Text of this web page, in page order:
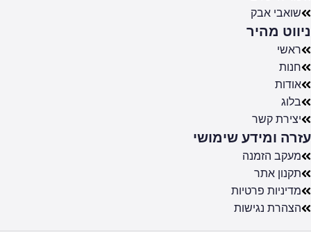
שואבי אבק
ניווט מהיר
ראשי
חנות
אודות
בלוג
יצירת קשר
עזרה ומידע שימושי
מעקב הזמנה
תקנון אתר
מדיניות פרטיות
הצהרת נגישות